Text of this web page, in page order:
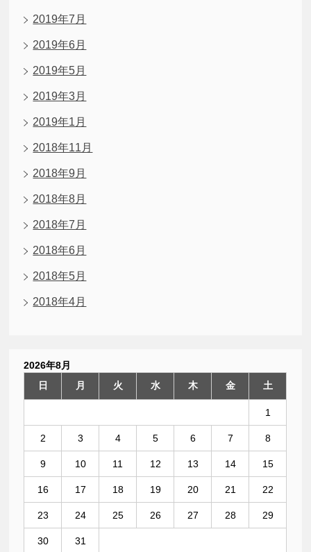
2019年7月
2019年6月
2019年5月
2019年3月
2019年1月
2018年11月
2018年9月
2018年8月
2018年7月
2018年6月
2018年5月
2018年4月
2026年8月
日
月 火 水 木 金 土
1
2 3 4 5 6 7 8
9 10 11 12 13 14 15
16 17 18 19 20 21 22
23 24 25 26 27 28 29
30 31